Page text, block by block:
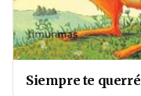
Siempre te querré